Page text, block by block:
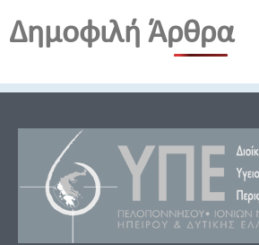
Δημοφιλή Άρθρα